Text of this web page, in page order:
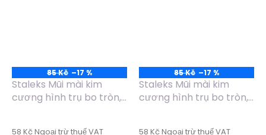
85 Kč –17 %
Staleks Mũi mài kim
cương hình trụ bo tròn,
58 Kč Ngoại trừ thuế VAT
85 Kč –17 %
Staleks Mũi mài kim
cương hình trụ bo tròn,
58 Kč Ngoại trừ thuế VAT